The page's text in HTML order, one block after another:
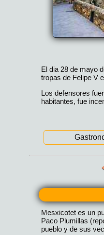
Mesxicotet es un
Paco Plumillas
pueblo y de sus